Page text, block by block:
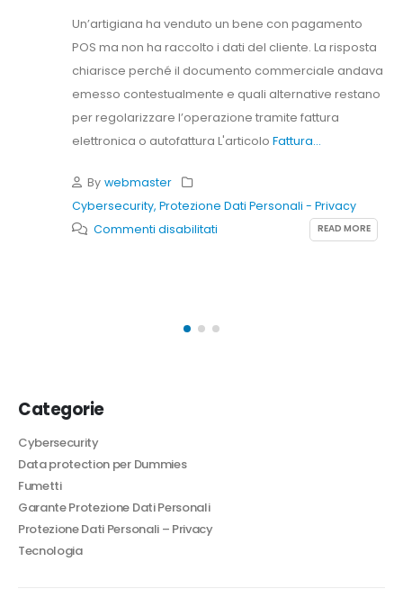
Un’artigiana ha venduto un bene con pagamento
POS ma non ha raccolto i dati del cliente. La risposta
chiarisce perché il documento commerciale andava
emesso contestualmente e quali alternative restano
per regolarizzare l’operazione tramite fattura
elettronica o autofattura L'articolo Fattura...
By webmaster
Cybersecurity, Protezione Dati Personali - Privacy
Commenti disabilitati
cliente:
READ MORE
Categorie
Cybersecurity
Data protection per Dummies
Fumetti
Garante Protezione Dati Personali
Protezione Dati Personali – Privacy
Tecnologia